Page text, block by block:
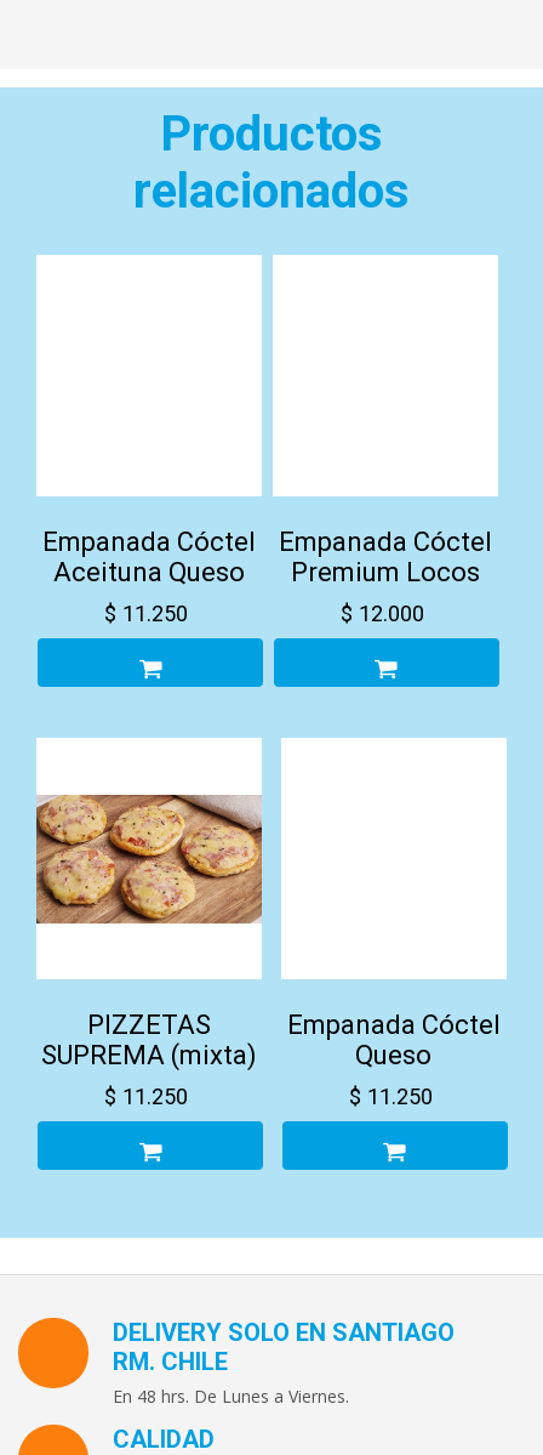
Productos
relacionados
Empanada Cóctel
Aceituna Queso
$ 11.250
Empanada Cóctel
Premium Locos
$ 12.000
PIZZETAS
SUPREMA (mixta)
$ 11.250
Empanada Cóctel
Queso
$ 11.250
DELIVERY SOLO EN SANTIAGO
RM. CHILE
En 48 hrs. De Lunes a Viernes.
CALIDAD